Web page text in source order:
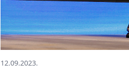
12.09.2023.